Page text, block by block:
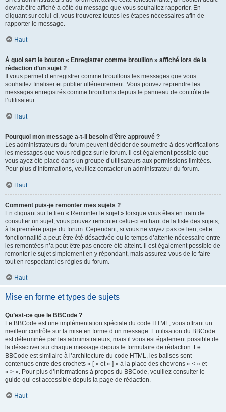
devrait être affiché à côté du message que vous souhaitez rapporter. En
cliquant sur celui-ci, vous trouverez toutes les étapes nécessaires afin de
rapporter le message.
Haut
À quoi sert le bouton « Enregistrer comme brouillon » affiché lors de la
rédaction d’un sujet ?
Il vous permet d’enregistrer comme brouillons les messages que vous
souhaitez finaliser et publier ultérieurement. Vous pouvez reprendre les
messages enregistrés comme brouillons depuis le panneau de contrôle de
l’utilisateur.
Haut
Pourquoi mon message a-t-il besoin d’être approuvé ?
Les administrateurs du forum peuvent décider de soumettre à des vérifications
les messages que vous rédigez sur le forum. Il est également possible que
vous ayez été placé dans un groupe d’utilisateurs aux permissions limitées.
Pour plus d’informations, veuillez contacter un administrateur du forum.
Haut
Comment puis-je remonter mes sujets ?
En cliquant sur le lien « Remonter le sujet » lorsque vous êtes en train de
consulter un sujet, vous pouvez remonter celui-ci en haut de la liste des sujets,
à la première page du forum. Cependant, si vous ne voyez pas ce lien, cette
fonctionnalité a peut-être été désactivée ou le temps d’attente nécessaire entre
les remontées n’a peut-être pas encore été atteint. Il est également possible de
remonter le sujet simplement en y répondant, mais assurez-vous de le faire
tout en respectant les règles du forum.
Haut
Mise en forme et types de sujets
Qu’est-ce que le BBCode ?
Le BBCode est une implémentation spéciale du code HTML, vous offrant un
meilleur contrôle sur la mise en forme d’un message. L’utilisation du BBCode
est déterminée par les administrateurs, mais il vous est également possible de
la désactiver sur chaque message depuis le formulaire de rédaction. Le
BBCode est similaire à l’architecture du code HTML, les balises sont
contenues entre des crochets « [ » et « ] » à la place des chevrons « < » et
« > ». Pour plus d’informations à propos du BBCode, veuillez consulter le
guide qui est accessible depuis la page de rédaction.
Haut